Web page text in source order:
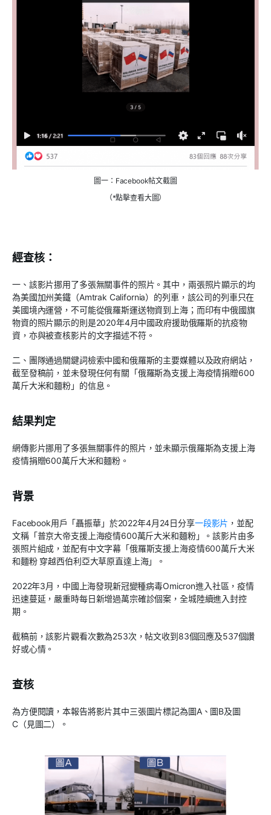
圖一：Facebook帖文截圖
（*點擊查看大圖）
經查核：
一、該影片挪用了多張無關事件的照片。其中，兩張照片顯示的均
為美國加州美鐵（Amtrak California）的列車，該公司的列車只在
美國境內運營，不可能從俄羅斯運送物資到上海；而印有中俄國旗
物資的照片顯示的則是2020年4月中國政府援助俄羅斯的抗疫物
資，亦與被查核影片的文字描述不符。
二、團隊通過關鍵詞檢索中國和俄羅斯的主要媒體以及政府網站，
截至發稿前，並未發現任何有關「俄羅斯為支援上海疫情捐贈600
萬斤大米和麵粉」的信息。
結果判定
網傳影片挪用了多張無關事件的照片，並未顯示俄羅斯為支援上海
疫情捐贈600萬斤大米和麵粉。
背景
Facebook用戶「聶振華」於2022年4月24日分享一段影片 ，並配
文稱「普京大帝支援上海疫情600萬斤大米和麵粉」。該影片由多
張照片組成，並配有中文字幕「俄羅斯支援上海疫情600萬斤大米
和麵粉 穿越西伯利亞大草原直達上海」。
2022年3月，中國上海發現新冠變種病毒Omicron進入社區，疫情
迅速蔓延，嚴重時每日新增過萬宗確診個案，全城陸續進入封控
期。
截稿前，該影片觀看次數為253次，帖文收到83個回應及537個讚
好或心情。
查核
為方便閱讀，本報告將影片其中三張圖片標記為圖A、圖B及圖
C（見圖二）。